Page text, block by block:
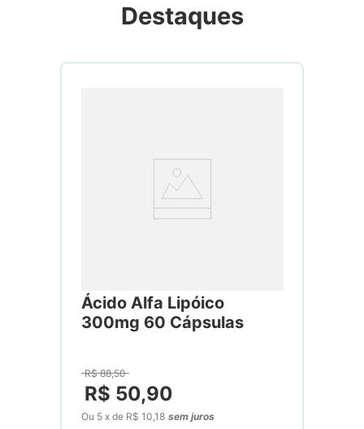
Destaques
Ácido Alfa Lipóico
300mg 60 Cápsulas
R$ 88,50
R$ 50,90
Ou 5 xde R$ 10,18 sem juros